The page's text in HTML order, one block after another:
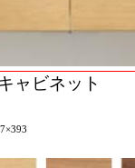
ャビネット